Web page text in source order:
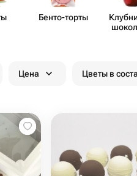
Бенто​-торты
Цена Цветы в